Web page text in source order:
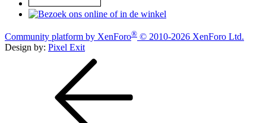
Community platform by XenForo® © 2010-2026 XenForo Ltd.
Design by: Pixel Exit